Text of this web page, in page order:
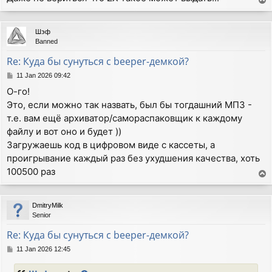
o
p
Шэф
Banned
Re: Куда бы сунуться с beeper-демкой?
P
s
t
11 Jan 2026 09:42
О-го!
Это, если можно так назвать, был бы тогдашний МП3 -
т.е. вам ещё архиватор/самораспаковщик к каждому
файлу и вот оно и будет ))
Загружаешь код в цифровом виде с кассеты, а
проигрывание каждый раз без ухудшения качества, хоть
100500 раз
o
p
DmitryMilk
Senior
Re: Куда бы сунуться с beeper-демкой?
P11 Jan 2026 12:45